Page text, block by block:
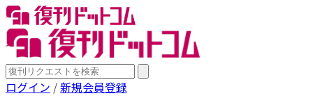
ログイン /新規会員登録